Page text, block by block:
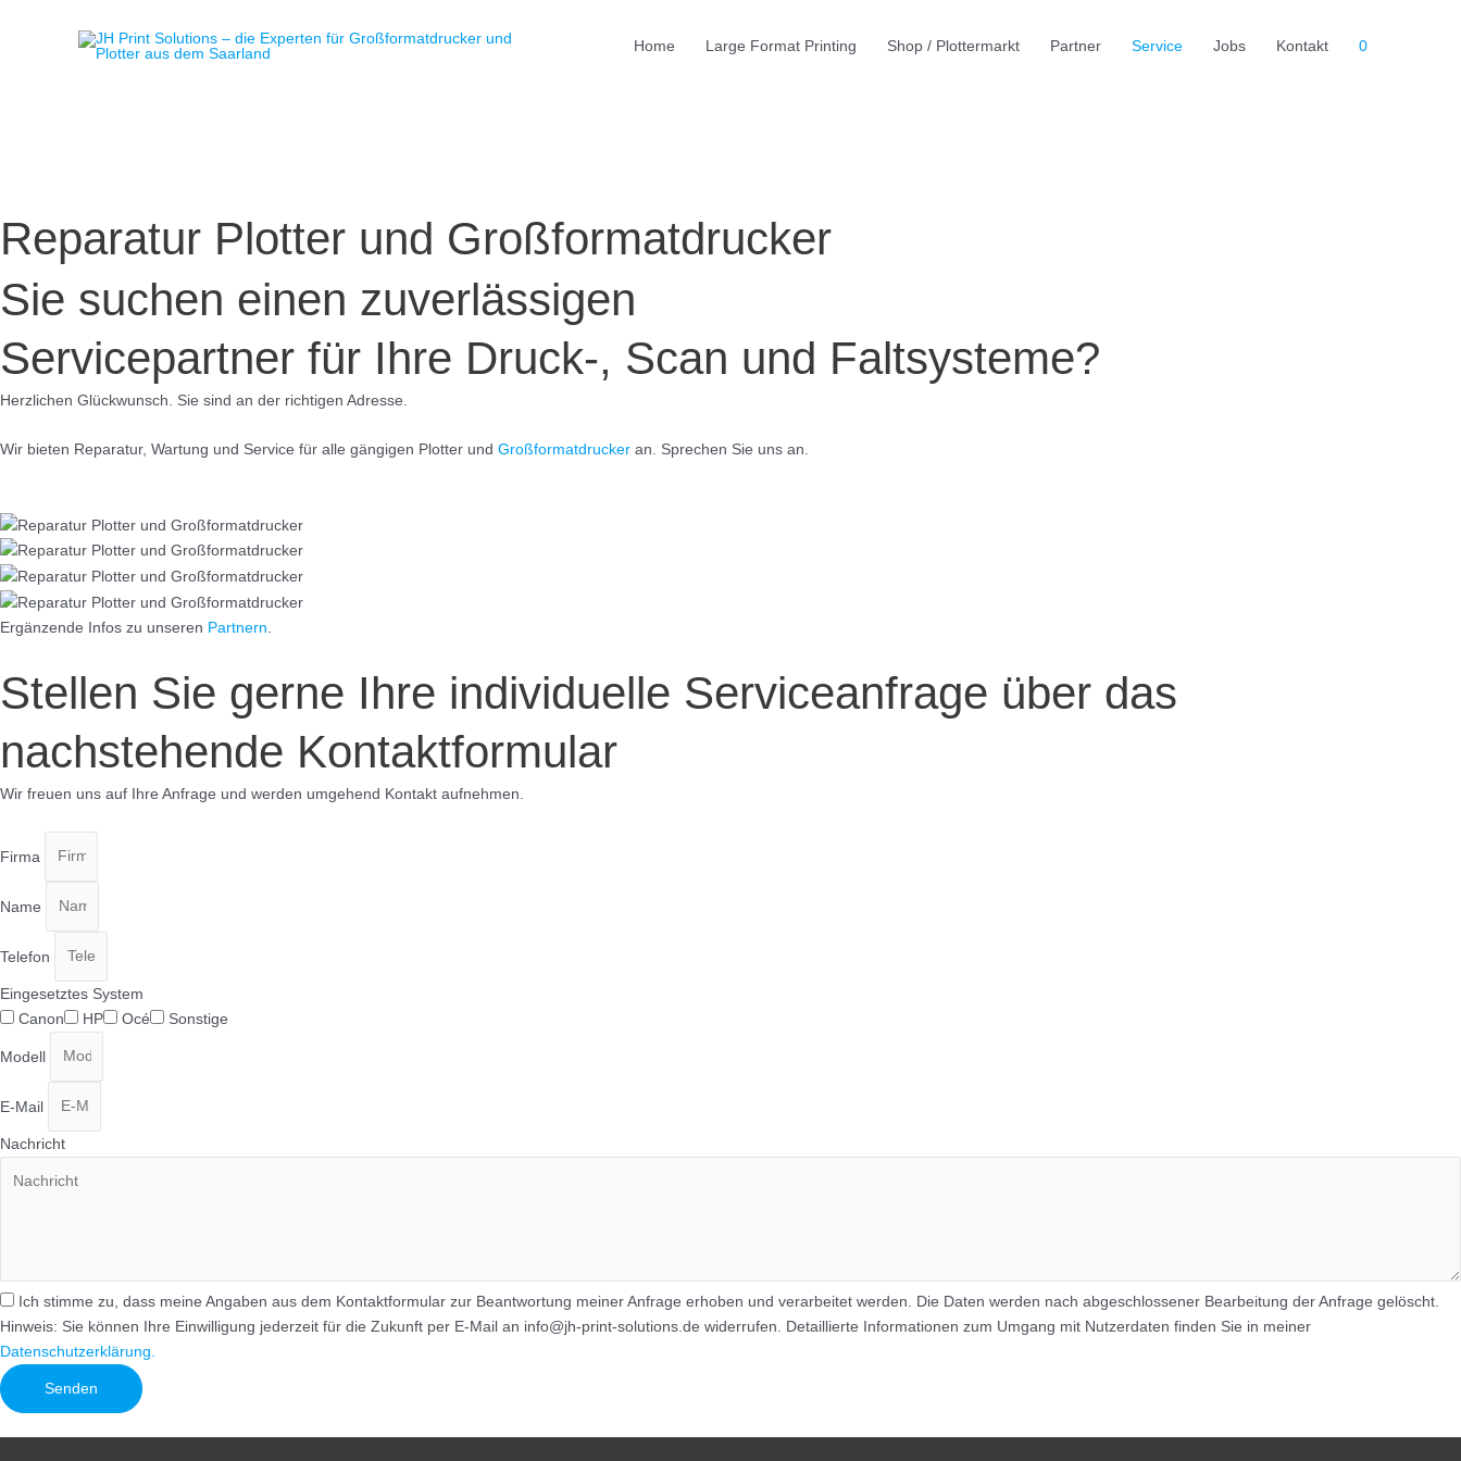
Home Large Format Printing Shop / Plottermarkt Partner Service Jobs Kontakt 0
Reparatur Plotter und Großformatdrucker
Sie suchen einen zuverlässigen
Servicepartner für Ihre Druck-, Scan und Faltsysteme?
Herzlichen Glückwunsch. Sie sind an der richtigen Adresse.
Wir bieten Reparatur, Wartung und Service für alle gängigen Plotter und Großformatdrucker an. Sprechen Sie uns an.
Ergänzende Infos zu unseren Partnern
Stellen Sie gerne Ihre individuelle Serviceanfrage über das
nachstehende Kontaktformular
Wir freuen uns auf Ihre Anfrage und werden umgehend Kontakt aufnehmen.
Firma
Name
Telefon
Eingesetztes System
Canon
HP Océ Sonstige
Modell
E-Mail
Nachricht
Ich stimme zu, dass meine Angaben aus dem Kontaktformular zur Beantwortung meiner Anfrage erhoben und verarbeitet werden. Die Daten werden nach abgeschlossener Bearbeitung der Anfrage gelöscht.
Hinweis: Sie können Ihre Einwilligung jederzeit für die Zukunft per E-Mail an info@jh-print-solutions.de widerrufen. Detaillierte Informationen zum Umgang mit Nutzerdaten finden Sie in meiner
Datenschutzerklärung.
Senden